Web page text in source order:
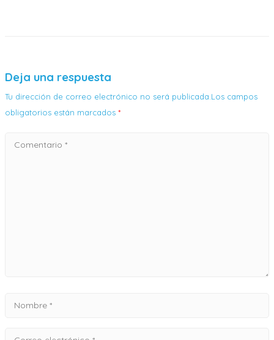
Deja una respuesta
Tu dirección de correo electrónico no será publicada.Los campos
obligatorios están marcados *